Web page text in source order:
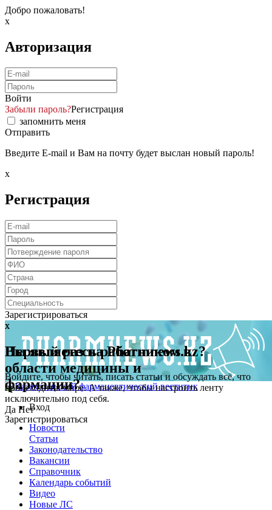
Добро пожаловать!
x
Авторизация
Войти
Забыли пароль?Регистрация
запомнить меня
Отправить
Введите E-mail и Вам на почту будет выслан новый пароль!
x
Регистрация
Зарегистрироваться
x
Первый раз на Pharmnews.kz?
Войдите, чтобы читать, писать статьи и обсуждать всё, что
происходит в мире. А также, чтобы настроить ленту
исключительно под себя.
Зарегистрироваться
x
Вы являетесь работником в
области медицины и
фармации?
Да НетВход
Новости
Статьи
Законодательство
Вакансии
Справочник
Календарь событий
Видео
Новые ЛС